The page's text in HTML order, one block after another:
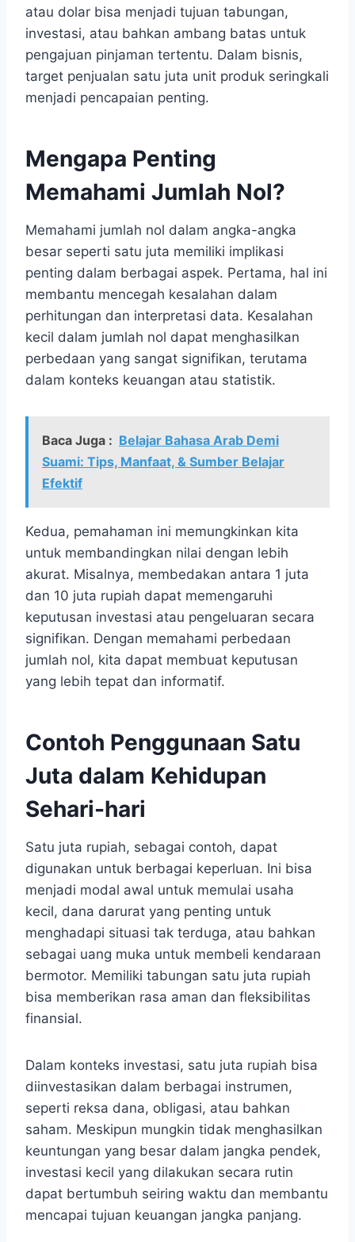
atau dolar bisa menjadi tujuan tabungan,
investasi, atau bahkan ambang batas untuk
pengajuan pinjaman tertentu. Dalam bisnis,
target penjualan satu juta unit produk seringkali
menjadi pencapaian penting.
Mengapa Penting
Memahami Jumlah Nol?
Memahami jumlah nol dalam angka-angka
besar seperti satu juta memiliki implikasi
penting dalam berbagai aspek. Pertama, hal ini
membantu mencegah kesalahan dalam
perhitungan dan interpretasi data. Kesalahan
kecil dalam jumlah nol dapat menghasilkan
perbedaan yang sangat signifikan, terutama
dalam konteks keuangan atau statistik.
Baca Juga : Belajar Bahasa Arab Demi
Suami: Tips, Manfaat, & Sumber Belajar
Efektif
Kedua, pemahaman ini memungkinkan kita
untuk membandingkan nilai dengan lebih
akurat. Misalnya, membedakan antara 1 juta
dan 10 juta rupiah dapat memengaruhi
keputusan investasi atau pengeluaran secara
signifikan. Dengan memahami perbedaan
jumlah nol, kita dapat membuat keputusan
yang lebih tepat dan informatif.
Contoh Penggunaan Satu
Juta dalam Kehidupan
Sehari-hari
Satu juta rupiah, sebagai contoh, dapat
digunakan untuk berbagai keperluan. Ini bisa
menjadi modal awal untuk memulai usaha
kecil, dana darurat yang penting untuk
menghadapi situasi tak terduga, atau bahkan
sebagai uang muka untuk membeli kendaraan
bermotor. Memiliki tabungan satu juta rupiah
bisa memberikan rasa aman dan fleksibilitas
finansial.
Dalam konteks investasi, satu juta rupiah bisa
diinvestasikan dalam berbagai instrumen,
seperti reksa dana, obligasi, atau bahkan
saham. Meskipun mungkin tidak menghasilkan
keuntungan yang besar dalam jangka pendek,
investasi kecil yang dilakukan secara rutin
dapat bertumbuh seiring waktu dan membantu
mencapai tujuan keuangan jangka panjang.